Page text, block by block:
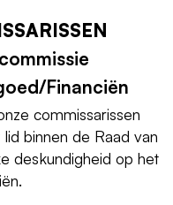
Financiën
commissarissen
binnen de Raad van
deskundigheid op het